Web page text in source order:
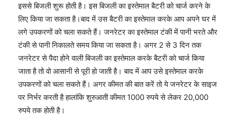
इससे बिजली शुरू होती है। इस बिजली का इस्तेमाल बैटरी को चार्ज करने के
लिए किया जा सकता है।बाद में उस बैटरी का इस्तेमाल करके आप अपने घर में
लगे उपकरणों को चला सकते हैं। जनरेटर का इस्तेमाल टंकी में पानी भरते और
टंकी से पानी निकालते समय किया जा सकता है। अगर 2 से 3 दिन तक
जनरेटर से पैदा होने वाली बिजली का इस्तेमाल करके बैटरी को चार्ज किया
जाता है तो वो आसानी से पूरी हो जाती है। बाद में आप उसे इस्तेमाल करके
उपकरणों को चला सकते हैं। अगर कीमत की बात करें तो ये जनरेटर के साइज
पर निर्भर करती है हालांकि शुरुआती कीमत 1000 रुपये से लेकर 20,000
रुपये तक होती है।